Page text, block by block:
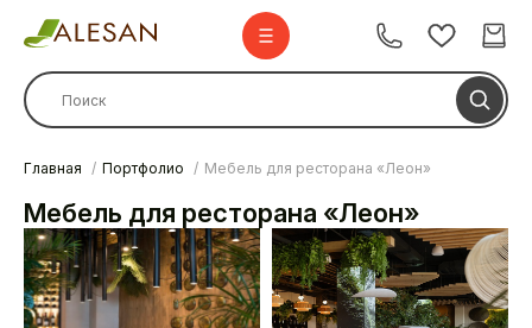
Стулья барные
Главная Портфолио Мебель для ресторана «Леон»
Мебель для ресторана «Леон»